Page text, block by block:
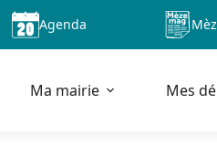
Agenda
Ma mairie Mes